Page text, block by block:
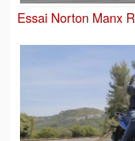
Essai Norton Manx R